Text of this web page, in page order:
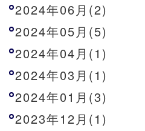
2024年06月(2)
2024年05月(5)
2024年04月(1)
2024年03月(1)
2024年01月(3)
2023年12月(1)